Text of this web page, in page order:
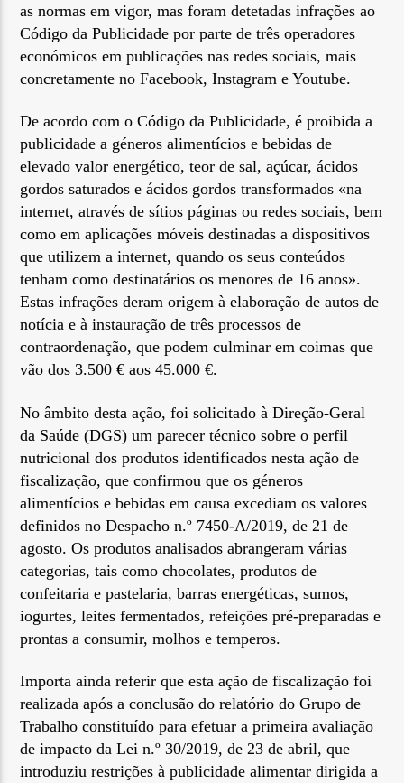
as normas em vigor, mas foram detetadas infrações ao
Código da Publicidade por parte de três operadores
económicos em publicações nas redes sociais, mais
concretamente no Facebook, Instagram e Youtube.
De acordo com o Código da Publicidade, é proibida a
publicidade a géneros alimentícios e bebidas de
elevado valor energético, teor de sal, açúcar, ácidos
gordos saturados e ácidos gordos transformados «na
internet, através de sítios páginas ou redes sociais, bem
como em aplicações móveis destinadas a dispositivos
que utilizem a internet, quando os seus conteúdos
tenham como destinatários os menores de 16 anos».
Estas infrações deram origem à elaboração de autos de
notícia e à instauração de três processos de
contraordenação, que podem culminar em coimas que
vão dos 3.500 € aos 45.000 €.
No âmbito desta ação, foi solicitado à Direção-Geral
da Saúde (DGS) um parecer técnico sobre o perfil
nutricional dos produtos identificados nesta ação de
fiscalização, que confirmou que os géneros
alimentícios e bebidas em causa excediam os valores
definidos no Despacho n.º 7450-A/2019, de 21 de
agosto. Os produtos analisados abrangeram várias
categorias, tais como chocolates, produtos de
confeitaria e pastelaria, barras energéticas, sumos,
iogurtes, leites fermentados, refeições pré-preparadas e
prontas a consumir, molhos e temperos.
Importa ainda referir que esta ação de fiscalização foi
realizada após a conclusão do relatório do Grupo de
Trabalho constituído para efetuar a primeira avaliação
de impacto da Lei n.º 30/2019, de 23 de abril, que
introduziu restrições à publicidade alimentar dirigida a